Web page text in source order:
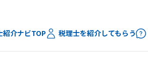
紹介ナビTOP 税理士を紹介してもらう